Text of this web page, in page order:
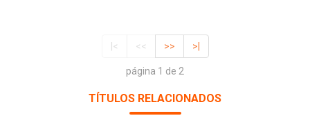
|< << >> >|
página 1 de 2
TÍTULOS RELACIONADOS